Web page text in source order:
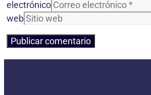
electrónico
web